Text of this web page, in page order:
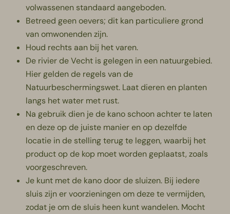
volwassenen standaard aangeboden.
Betreed geen oevers; dit kan particuliere grond
van omwonenden zijn.
Houd rechts aan bij het varen.
De rivier de Vecht is gelegen in een natuurgebied.
Hier gelden de regels van de
Natuurbeschermingswet. Laat dieren en planten
langs het water met rust.
Na gebruik dien je de kano schoon achter te laten
en deze op de juiste manier en op dezelfde
locatie in de stelling terug te leggen, waarbij het
product op de kop moet worden geplaatst, zoals
voorgeschreven.
Je kunt met de kano door de sluizen. Bij iedere
sluis zijn er voorzieningen om deze te vermijden,
zodat je om de sluis heen kunt wandelen. Mocht